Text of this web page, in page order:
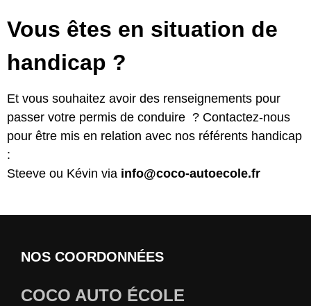
Vous êtes en situation de
handicap ?
Et vous souhaitez avoir des renseignements pour
passer votre permis de conduire ? Contactez-nous
pour être mis en relation avec nos référents handicap
:
Steeve ou Kévin via info@coco-autoecole.fr
NOS COORDONNÉES
COCO AUTO ÉCOLE